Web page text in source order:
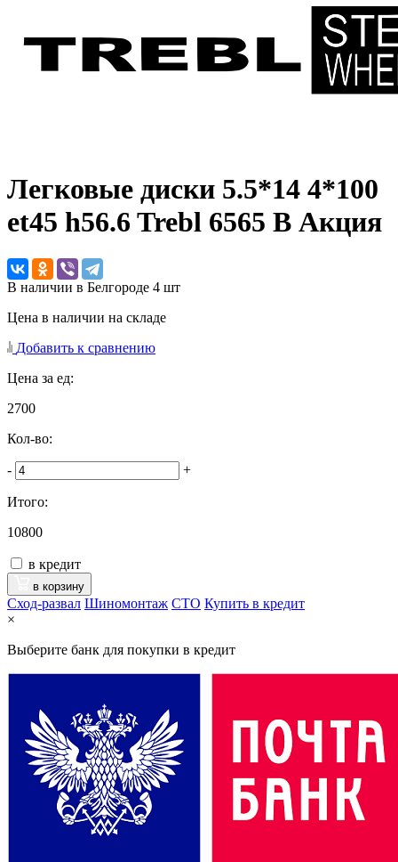
Легковые диски 5.5*14 4*100
et45 h56.6 Trebl 6565 B Акция
В наличии в Белгороде 4 шт
Цена в наличии на складе
Добавить к сравнению
Цена за ед:
2700
Кол-во:
- +
Итого:
10800
в кредит
в корзину
Сход-развал Шиномонтаж CTO Купить в кредит
×
Выберите банк для покупки в кредит